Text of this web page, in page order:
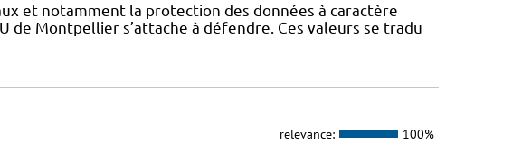
et notamment la protection des données à caractère
de Montpellier s’attache à défendre. Ces valeurs se tradu
relevance: 100%